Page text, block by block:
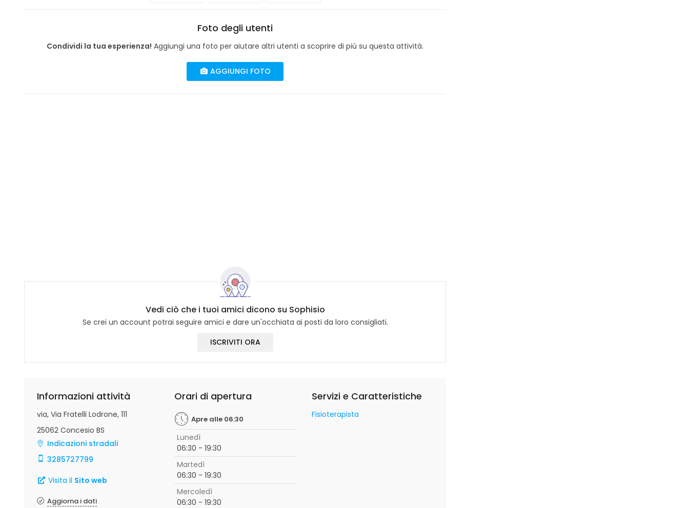
Foto degli utenti
Condividi la tua esperienza! Aggiungi una foto per aiutare altri utenti a scoprire di più su questa attività.
AGGIUNGI FOTO
Vedi ciò che i tuoi amici dicono su Sophisio
Se crei un account potrai seguire amici e dare un'occhiata ai posti da loro consigliati.
ISCRIVITI ORA
Informazioni attività
via, Via Fratelli Lodrone, 111
25062 Concesio BS
Indicazioni stradali
3285727799
Visita il Sito web
Aggiorna i dati
Orari di apertura
Apre alle 06:30
Lunedì
06:30 - 19:30
Martedì
06:30 - 19:30
Mercoledì
06:30 - 19:30
Servizi e Caratteristiche
Fisioterapista